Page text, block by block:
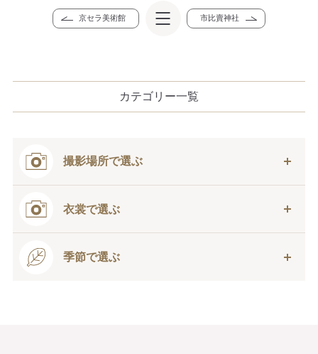
京セラ美術館 市比賣神社
カテゴリー一覧
撮影場所で選ぶ
衣裳で選ぶ
季節で選ぶ